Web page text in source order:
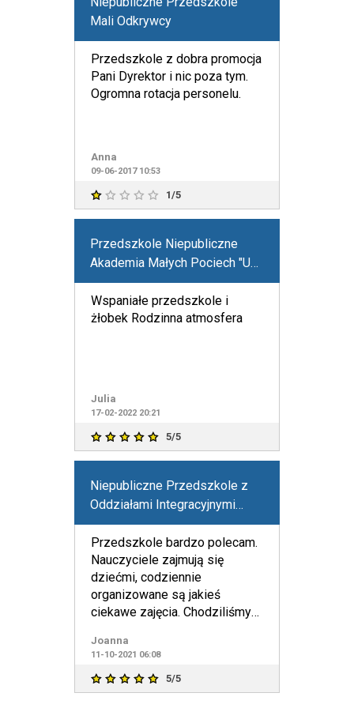
Mali Odkrywcy
Przedszkole z dobra promocja
Pani Dyrektor i nic poza tym.
Ogromna rotacja personelu.
Anna
09-06-2017 10:53
1/5
Przedszkole Niepubliczne
Akademia Małych Pociech "U
Dula"
Wspaniałe przedszkole i
żłobek Rodzinna atmosfera
Julia
17-02-2022 20:21
5/5
Niepubliczne Przedszkole z
Oddziałami Integracyjnymi
Norlandia
Przedszkole bardzo polecam.
Nauczyciele zajmują się
dziećmi, codziennie
organizowane są jakieś
ciekawe zajęcia. Chodziliśmy
przedszkola w
Joanna
11-10-2021 06:08
5/5